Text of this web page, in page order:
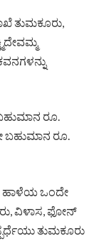
ತುಮಕೂರು,
ರೂ.
ಬಹುಮಾನ ರೂ.
ಹಾಳೆಯ ಒಂದೇ
ವಿಳಾಸ, ಫೋನ್
ತುಮಕೂರು